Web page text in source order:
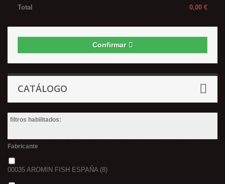
0,00 €
Total
Confirmar
CATÁLOGO
filtros habilitados:
Fabricante
00035 AROMIN FISH ESPAÑA(8)